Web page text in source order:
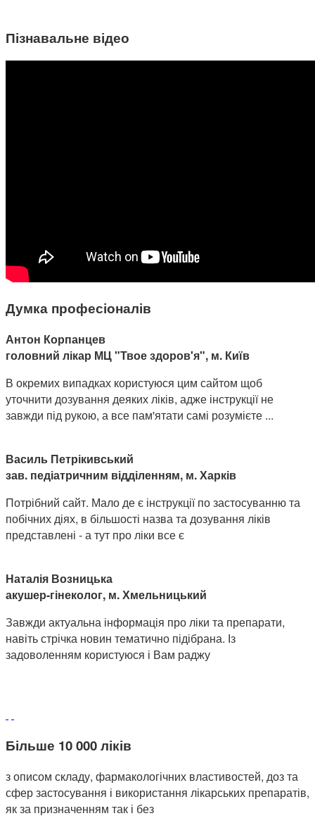
Пізнавальне відео
Думка професіоналів
Антон Корпанцев
головний лікар МЦ "Твое здоров'я", м. Київ
В окремих випадках користуюся цим сайтом щоб
уточнити дозування деяких ліків, адже інструкції не
завжди під рукою, а все пам'ятати самі розумієте ...
Василь Петрікивський
зав. педіатричним відділенням, м. Харків
Потрібний сайт. Мало де є інструкції по застосуванню та
побічних діях, в більшості назва та дозування ліків
представлені - а тут про ліки все є
Наталія Возницька
акушер-гінеколог, м. Хмельницький
Завжди актуальна інформація про ліки та препарати,
навіть стрічка новин тематично підібрана. Із
задоволенням користуюся і Вам раджу
Більше 10 000 ліків
з описом складу, фармакологічних властивостей, доз та
сфер застосування і використання лікарських препаратів,
як за призначенням так і без